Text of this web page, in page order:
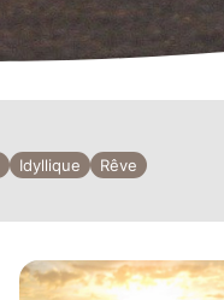
Idyllique
Rêve